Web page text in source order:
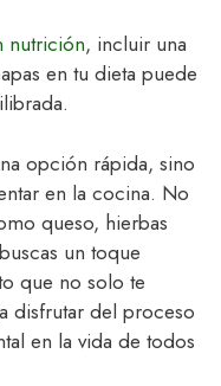
nutrición, incluir una
en tu dieta puede
opción rápida, sino
en la cocina. No
queso, hierbas
un toque
que no solo te
disfrutar del proceso
en la vida de todos